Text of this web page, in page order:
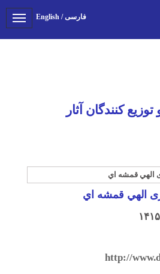
فارسی/
English
کنندگان آثار
الهي قمشه اي
http://